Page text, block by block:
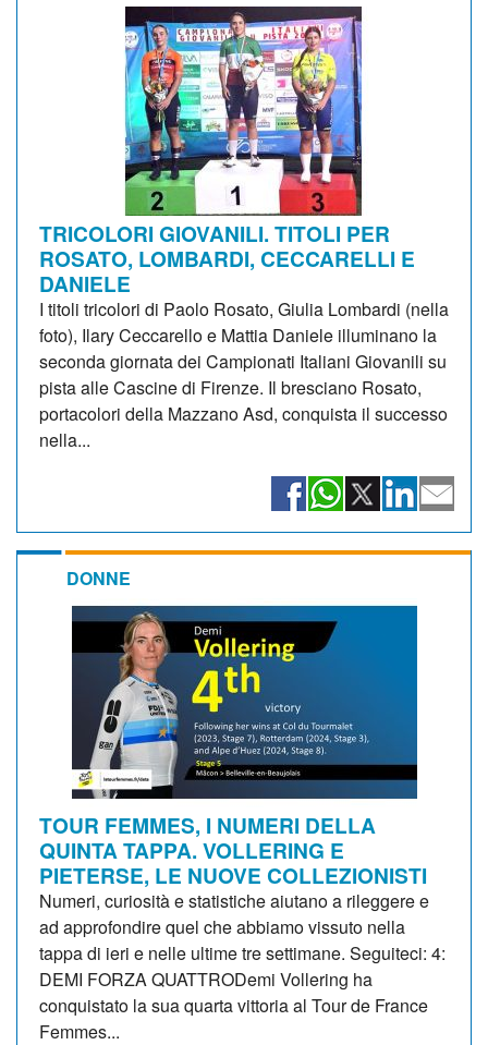
TRICOLORI GIOVANILI. TITOLI PER
ROSATO, LOMBARDI, CECCARELLI E
DANIELE
I titoli tricolori di Paolo Rosato, Giulia Lombardi (nella
foto), Ilary Ceccarello e Mattia Daniele illuminano la
seconda giornata dei Campionati Italiani Giovanili su
pista alle Cascine di Firenze. Il bresciano Rosato,
portacolori della Mazzano Asd, conquista il successo
nella...
DONNE
TOUR FEMMES, I NUMERI DELLA
QUINTA TAPPA. VOLLERING E
PIETERSE, LE NUOVE COLLEZIONISTI
Numeri, curiosità e statistiche aiutano a rileggere e
ad approfondire quel che abbiamo vissuto nella
tappa di ieri e nelle ultime tre settimane. Seguiteci: 4:
DEMI FORZA QUATTRODemi Vollering ha
conquistato la sua quarta vittoria al Tour de France
Femmes...